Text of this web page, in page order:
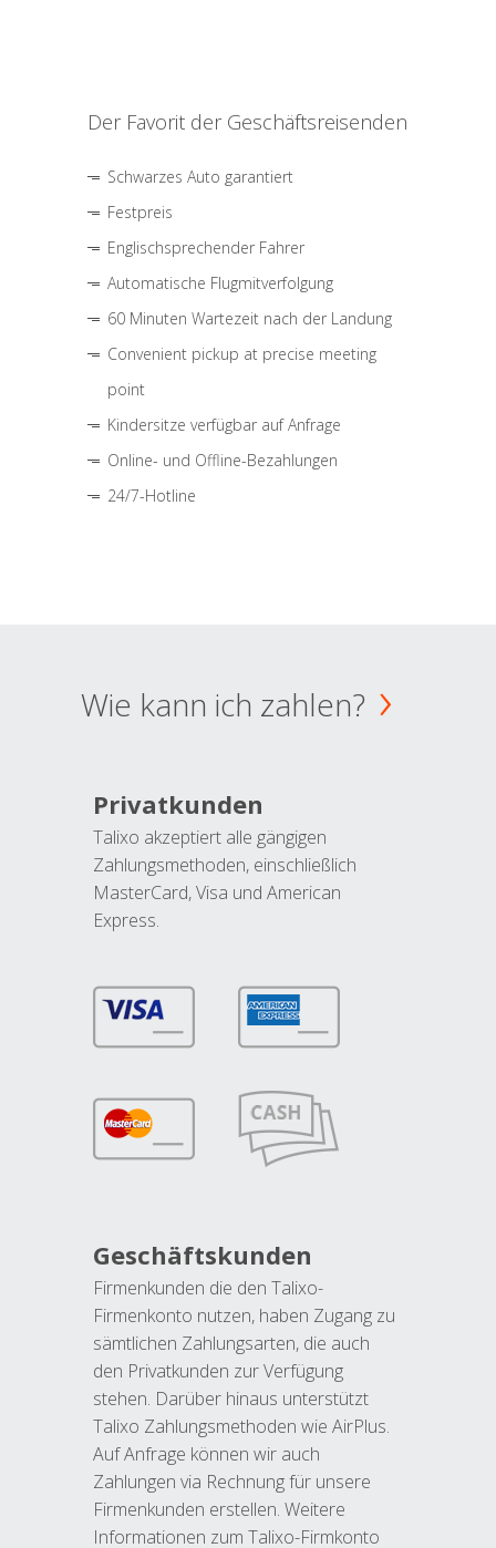
Der Favorit der Geschäftsreisenden
Schwarzes Auto garantiert
Festpreis
Englischsprechender Fahrer
Automatische Flugmitverfolgung
60 Minuten Wartezeit nach der Landung
Convenient pickup at precise meeting
point
Kindersitze verfügbar auf Anfrage
Online- und Offline-Bezahlungen
24/7-Hotline
Wie kann ich zahlen?
Privatkunden
Talixo akzeptiert alle gängigen
Zahlungsmethoden, einschließlich
MasterCard, Visa und American
Express.
Geschäftskunden
Firmenkunden die den Talixo-
Firmenkonto nutzen, haben Zugang zu
sämtlichen Zahlungsarten, die auch
den Privatkunden zur Verfügung
stehen. Darüber hinaus unterstützt
Talixo Zahlungsmethoden wie AirPlus.
Auf Anfrage können wir auch
Zahlungen via Rechnung für unsere
Firmenkunden erstellen. Weitere
Informationen zum Talixo-Firmkonto